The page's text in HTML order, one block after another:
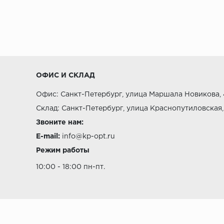
Самый доступный по цене материал,
ОФИС И СКЛАД
Офис: Санкт-Петербург, улица Маршала Новикова,
Склад: Санкт-Петербург, улица
Звоните нам:
E-mail: info@kp-opt.ru
Режим работы
10:00 - 18:00 пн-пт.